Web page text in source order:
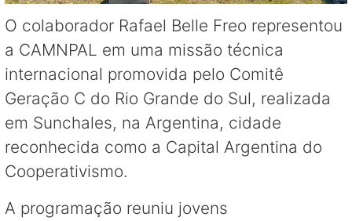
O colaborador Rafael Belle Freo representou
a CAMNPAL em uma missão técnica
internacional promovida pelo Comitê
Geração C do Rio Grande do Sul, realizada
em Sunchales, na Argentina, cidade
reconhecida como a Capital Argentina do
Cooperativismo.
A programação reuniu jovens